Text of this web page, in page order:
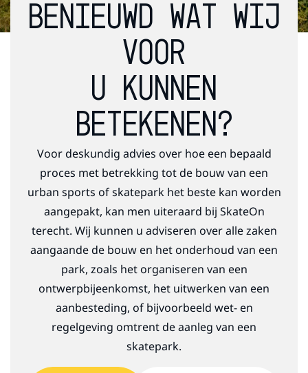
BENIEUWD WAT WIJ
VOOR
U KUNNEN
BETEKENEN?
Voor deskundig advies over hoe een bepaald
proces met betrekking tot de bouw van een
urban sports of skatepark het beste kan worden
aangepakt, kan men uiteraard bij SkateOn
terecht. Wij kunnen u adviseren over alle zaken
aangaande de bouw en het onderhoud van een
park, zoals het organiseren van een
ontwerpbijeenkomst, het uitwerken van een
aanbesteding, of bijvoorbeeld wet- en
regelgeving omtrent de aanleg van een
skatepark.